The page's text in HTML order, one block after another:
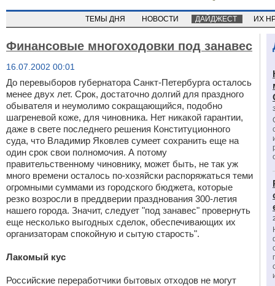
ТЕМЫ ДНЯ НОВОСТИ ДАЙДЖЕСТ ИХ
Финансовые многоходовки под занавес
16.07.2002 00:01
До перевыборов губернатора Санкт-Петербурга осталось
менее двух лет. Срок, достаточно долгий для праздного
обывателя и неумолимо сокращающийся, подобно
шагреневой коже, для чиновника. Нет никакой гарантии,
даже в свете последнего решения Конституционного
суда, что Владимир Яковлев сумеет сохранить еще на
один срок свои полномочия. А потому
правительственному чиновнику, может быть, не так уж
много времени осталось по-хозяйски распоряжаться теми
огромными суммами из городского бюджета, которые
резко возросли в преддверии празднования 300-летия
нашего города. Значит, следует "под занавес" провернуть
еще несколько выгодных сделок, обеспечивающих их
организаторам спокойную и сытую старость".
Лакомый кус
Российские переработчики бытовых отходов не могут